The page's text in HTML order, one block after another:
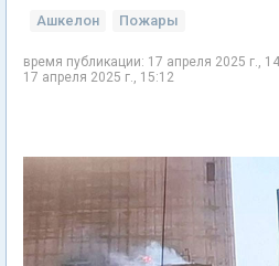
Ашкелон Пожары
время публикации: 17 апреля 2025 г.,
17 апреля 2025 г., 15:12